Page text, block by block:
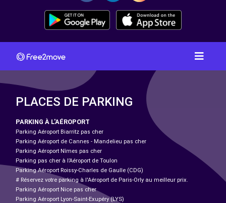
PLACES DE PARKING
PARKING À L'AÉROPORT
Parking Aéroport Biarritz pas cher
Parking Aéroport de Cannes - Mandelieu pas cher
Parking Aéroport Nîmes pas cher
Parking pas cher à l’Aéroport de Toulon
Parking Aéroport Roissy-Charles de Gaulle (CDG)
# Réservez votre parking à l'Aéroport de Paris-Orly au meilleur prix.
Parking Aéroport Nice pas cher
Parking Aéroport Lyon-Saint-Exupéry (LYS)